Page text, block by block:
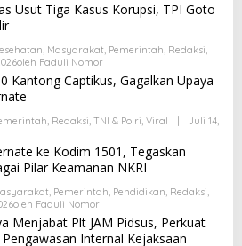
Usut Tiga Kasus Korupsi, TPI Goto
, Masyarakat, Pemerintah, Redaksi,
Oleh Faduli Nomor
Kantong Captikus, Gagalkan Upaya
, Redaksi, TNI & Polri, Viral
Juli 14,
ke Kodim 1501, Tegaskan
Pilar Keamanan NKRI
, Pemerintah, Pendidikan, Redaksi,
Oleh Faduli Nomor
Menjabat Plt JAM Pidsus, Perkuat
Internal Kejaksaan